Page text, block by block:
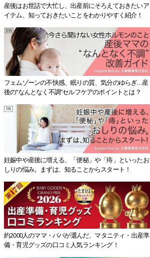
産後はお世話で大忙し、出産前にそろえておきたいア
イテム、知っておきたいことをわかりやすく紹介！
フェムゾーンの不快感、眠りの質、気分のゆらぎ…産
後の“なんとなく不調”セルフケアのポイントとは？
妊娠中や産後に増える、「便秘」や「痔」といったお
しりの悩み。まずは、知ることからスタート！
約2000人のママ・パパが選んだ、マタニティ・出産準
備・育児グッズの口コミ人気ランキング！